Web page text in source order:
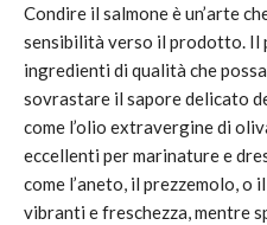
Condire il salmone è un’arte
sensibilità verso il prodotto. Il
ingredienti di qualità che
sovrastare il sapore delicato
come l’olio extravergine di
eccellenti per marinature e
come l’aneto, il prezzemolo,
vibranti e freschezza, mentre